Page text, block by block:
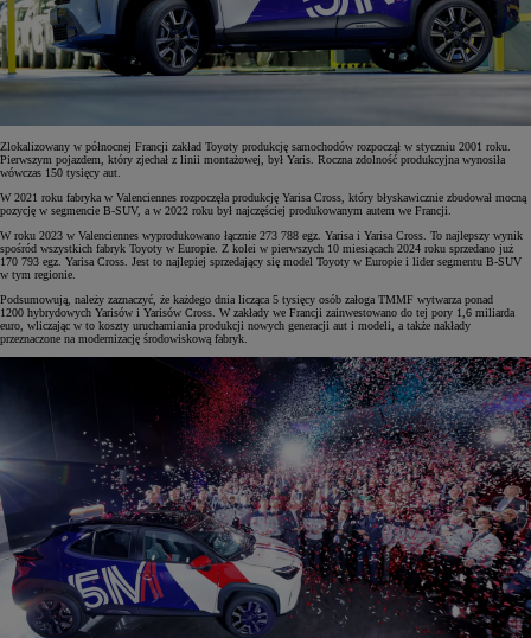
Zlokalizowany w północnej Francji zakład Toyoty produkcję samochodów rozpoczął w styczniu 2001 roku.
Pierwszym pojazdem, który zjechał z linii montażowej, był Yaris. Roczna zdolność produkcyjna wynosiła
wówczas 150 tysięcy aut.
W 2021 roku fabryka w Valenciennes rozpoczęła produkcję Yarisa Cross, który błyskawicznie zbudował mocną
pozycję w segmencie B-SUV, a w 2022 roku był najczęściej produkowanym autem we Francji.
W roku 2023 w Valenciennes wyprodukowano łącznie 273 788 egz. Yarisa i Yarisa Cross. To najlepszy wynik
spośród wszystkich fabryk Toyoty w Europie. Z kolei w pierwszych 10 miesiącach 2024 roku sprzedano już
170 793 egz. Yarisa Cross. Jest to najlepiej sprzedający się model Toyoty w Europie i lider segmentu B-SUV
w tym regionie.
Podsumowują, należy zaznaczyć, że każdego dnia licząca 5 tysięcy osób załoga TMMF wytwarza ponad
1200 hybrydowych Yarisów i Yarisów Cross. W zakłady we Francji zainwestowano do tej pory 1,6 miliarda
euro, wliczając w to koszty uruchamiania produkcji nowych generacji aut i modeli, a także nakłady
przeznaczone na modernizację środowiskową fabryk.